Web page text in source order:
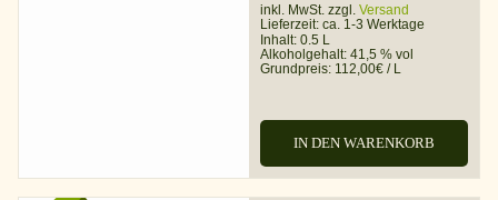
inkl. MwSt. zzgl. Versand
Lieferzeit: ca. 1-3 Werktage
Inhalt: 0.5 L
Alkoholgehalt: 41,5 % vol
Grundpreis: 112,00€ / L
IN DEN WARENKORB